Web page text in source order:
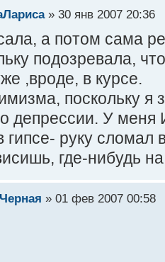
» 30 янв 2007 20:36
а потом сама
подозревала,
,вроде, в курсе.
поскольку я
депрессии. У
руку сломал
где-нибудь
» 01 фев 2007 00:58